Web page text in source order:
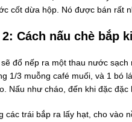
cốt dừa hộp. Nó được bán rất
Cách nấu chè bắp
đổ nếp ra một thau nước
1/3 muỗng café muối, và 1 bó
Nấu như cháo, đến khi đặc
các trái bắp ra lấy hạt, cho vào